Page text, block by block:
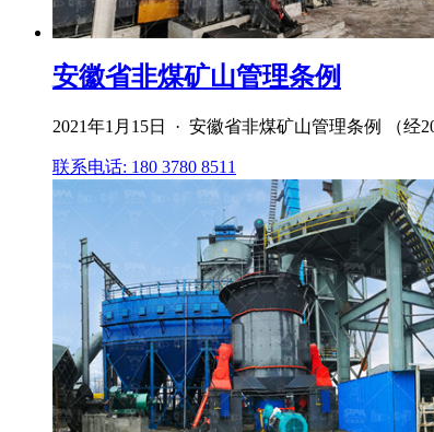
安徽省非煤矿山管理条例
2021年1月15日 · 安徽省非煤矿山管理条例 （经
联系电话: 180 3780 8511